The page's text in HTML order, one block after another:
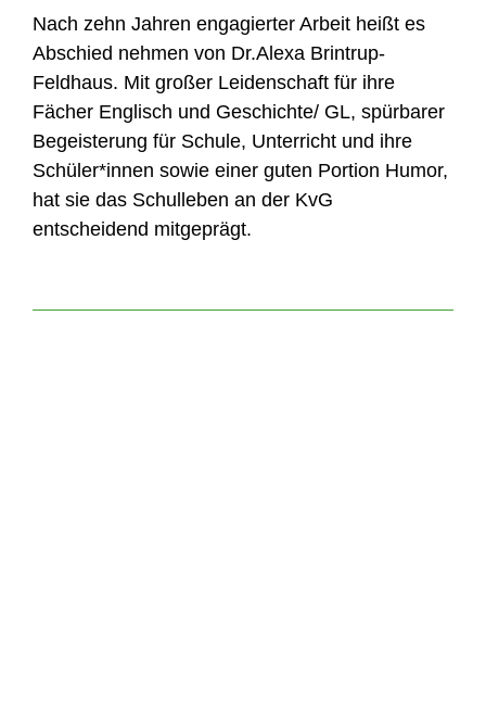
Nach zehn Jahren engagierter Arbeit heißt es
Abschied nehmen von Dr.Alexa Brintrup-
Feldhaus. Mit großer Leidenschaft für ihre
Fächer Englisch und Geschichte/ GL, spürbarer
Begeisterung für Schule, Unterricht und ihre
Schüler*innen sowie einer guten Portion Humor,
hat sie das Schulleben an der KvG
entscheidend mitgeprägt.